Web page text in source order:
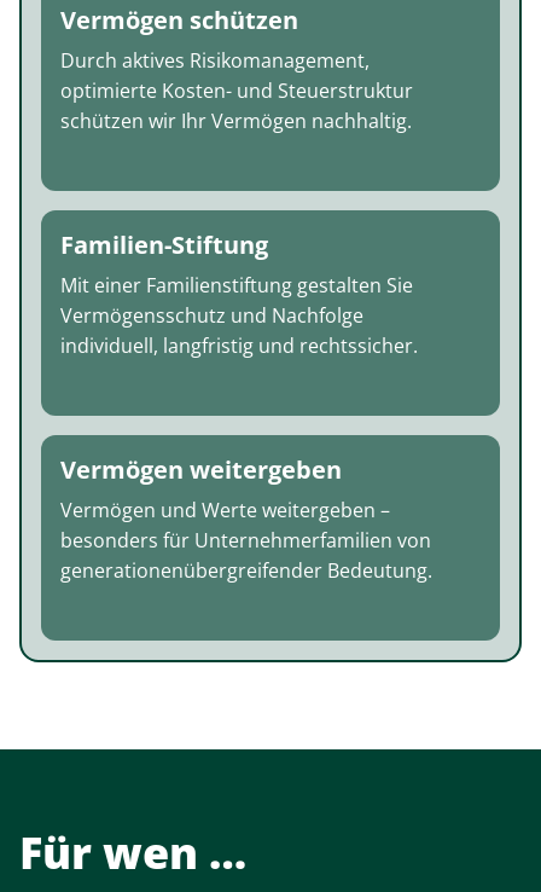
Vermögen schützen
Durch aktives Risikomanagement,
optimierte Kosten- und Steuerstruktur
schützen wir Ihr Vermögen nachhaltig.
Familien-Stiftung
Mit einer Familienstiftung gestalten Sie
Vermögensschutz und Nachfolge
individuell, langfristig und rechtssicher.
Vermögen weitergeben
Vermögen und Werte weitergeben –
besonders für Unternehmerfamilien von
generationenübergreifender Bedeutung.
Für wen